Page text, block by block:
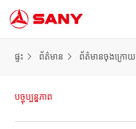
ផ្ទះ ព័ត៌មាន ព័ត៌មានចុងក្រោយ
បច្ចុប្បន្នភាព